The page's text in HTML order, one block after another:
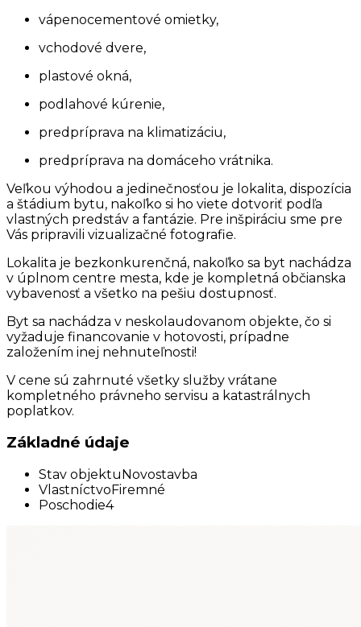
vápenocementové omietky,
vchodové dvere,
plastové okná,
podlahové kúrenie,
predpríprava na klimatizáciu,
predpríprava na domáceho vrátnika.
Veľkou výhodou a jedinečnosťou je lokalita, dispozícia
a štádium bytu, nakoľko si ho viete dotvoriť podľa
vlastných predstáv a fantázie. Pre inšpiráciu sme pre
Vás pripravili vizualizačné fotografie.
Lokalita je bezkonkurenčná, nakoľko sa byt nachádza
v úplnom centre mesta, kde je kompletná občianska
vybavenosť a všetko na pešiu dostupnosť.
Byt sa nachádza v neskolaudovanom objekte, čo si
vyžaduje financovanie v hotovosti, prípadne
založením inej nehnuteľnosti!
V cene sú zahrnuté všetky služby vrátane
kompletného právneho servisu a katastrálnych
poplatkov.
Základné údaje
Stav objektuNovostavba
VlastníctvoFiremné
Poschodie4